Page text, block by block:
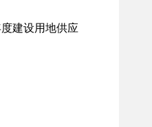
建设用地供应